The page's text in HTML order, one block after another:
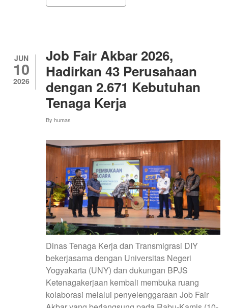
GERAKAN
DORONG
LINGKUNGAN
BERSIH
DAN
BERKELANJUTAN
JUN
10
2026
Job Fair Akbar 2026,
Hadirkan 43 Perusahaan
dengan 2.671 Kebutuhan
Tenaga Kerja
By humas
Dinas Tenaga Kerja dan Transmigrasi DIY
bekerjasama dengan Universitas Negeri
Yogyakarta (UNY) dan dukungan BPJS
Ketenagakerjaan kembali membuka ruang
kolaborasi melalui penyelenggaraan Job Fair